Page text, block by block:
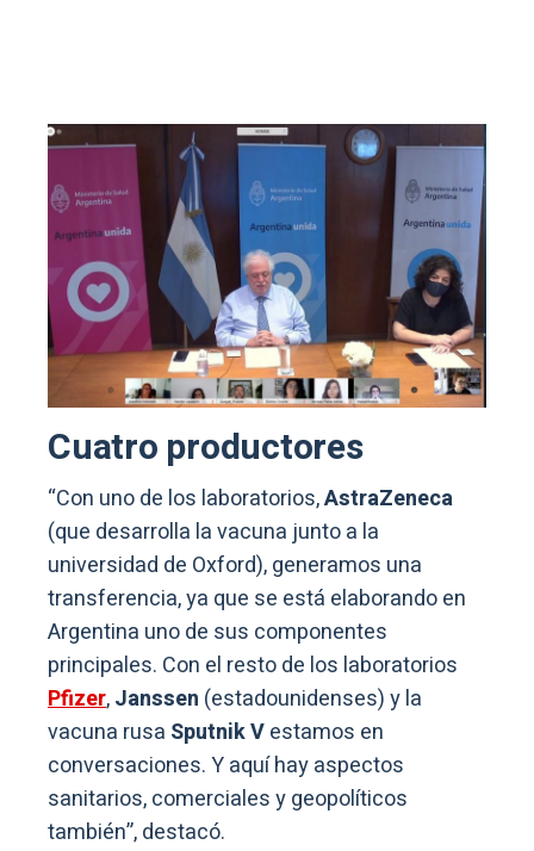
Cuatro productores
“Con uno de los laboratorios,AstraZeneca
(que desarrolla la vacuna junto a la
universidad de Oxford), generamos una
transferencia, ya que se está elaborando en
Argentina uno de sus componentes
principales. Con el resto de los laboratorios
Pfizer,Janssen (estadounidenses) y la
vacuna rusa Sputnik Vestamos en
conversaciones. Y aquí hay aspectos
sanitarios, comerciales y geopolíticos
también”, destacó.